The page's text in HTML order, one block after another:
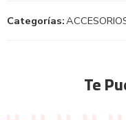
Categorías:
Te